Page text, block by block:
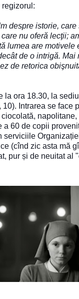
regizorul:
despre istorie,
nu oferă lecţii;
lumea are motivele
de o intrigă. Mai
de retorica
la ora 18.30, la
10). Intrarea se face
ciocolată,
a 60 de copii
serviciile
(cînd zic asta mă
pur și de neuitat al